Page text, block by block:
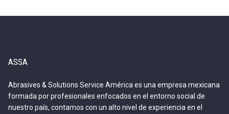
ASSA
Abrasives & Solutions Service América es una empresa mexicana
formada por profesionales enfocados en el entorno social de
nuestro país, contamos con un alto nivel de experiencia en el